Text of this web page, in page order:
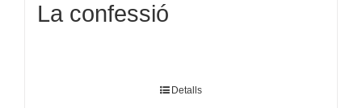
La confessió
Detalls